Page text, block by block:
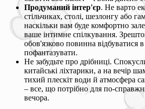
Продуманий інтер'єр. Не варто
стільчиках, столі, шезлонгу або
наскільки вам буде комфортно
ваше інтимне спілкування.
обов'язково повинна відбуватися
пофантазувати.
Не забудьте про дрібниці.
китайські ліхтарики, а на вечір
тихий плескіт води й атмосфера
– все, що потрібно для по-
вечора.